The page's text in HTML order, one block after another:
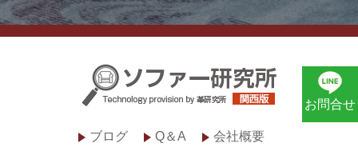
ブログ Q＆A 会社概要
お問合せ